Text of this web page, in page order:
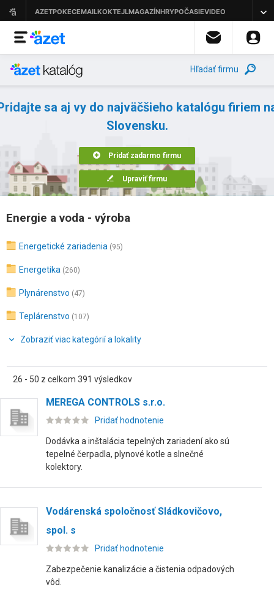
Hľadať firmu
sa aj vy do najväčšieho katalógu firiem
Slovensku.
Pridať zadarmo firmu
Upraviť firmu
Energie a voda - výroba
Energetické zariadenia (95)
Energetika (260)
Plynárenstvo (47)
Teplárenstvo (107)
Zobraziť viac kategórií a lokality
26 - 50 z celkom 391 výsledkov
MEREGA CONTROLS s.r.o.
Pridať hodnotenie
Dodávka a inštalácia tepelných zariadení ako sú
tepelné čerpadla, plynové kotle a slnečné
kolektory.
Vodárenská spoločnosť Sládkovičovo,
spol. s
Pridať hodnotenie
Zabezpečenie kanalizácie a čistenia odpadových
vôd.